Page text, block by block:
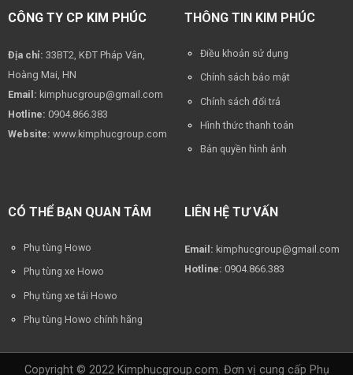
CÔNG TY CP KIM PHÚC
Địa chỉ: 33BT2, KĐT Pháp Vân,
Hoàng Mai, HN
Email: kimphucgroup@gmail.com
Hotline: 0904.866.383
Website: www.kimphucgroup.com
THÔNG TIN KIM PHÚC
Điều khoản sử dụng
Chính sách bảo mật
Chính sách đổi trả
Hình thức thanh toán
Bản quyền hình ảnh
CÓ THỂ BẠN QUAN TÂM
Phụ tùng Howo
Phụ tùng xe Howo
Phụ tùng xe tải Howo
Phụ tùng Howo chính hãng
LIÊN HỆ TƯ VẤN
Email: kimphucgroup@gmail.com
Hotline: 0904.866.383
Copyright © 2022 Kimphucgroup.com. Đơn vị cung cấp Phụ